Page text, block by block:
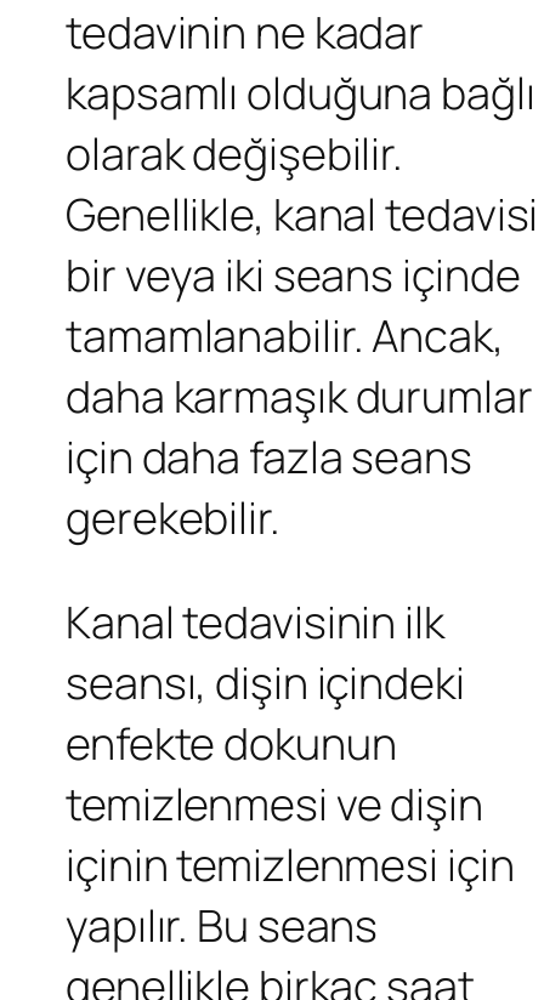
tedavinin ne kadar
kapsamlı olduğuna bağlı
olarak değişebilir.
Genellikle, kanal tedavisi
bir veya iki seans içinde
tamamlanabilir. Ancak,
daha karmaşık durumlar
için daha fazla seans
gerekebilir.
Kanal tedavisinin ilk
seansı, dişin içindeki
enfekte dokunun
temizlenmesi ve dişin
içinin temizlenmesi için
yapılır. Bu seans
genellikle birkaç saat